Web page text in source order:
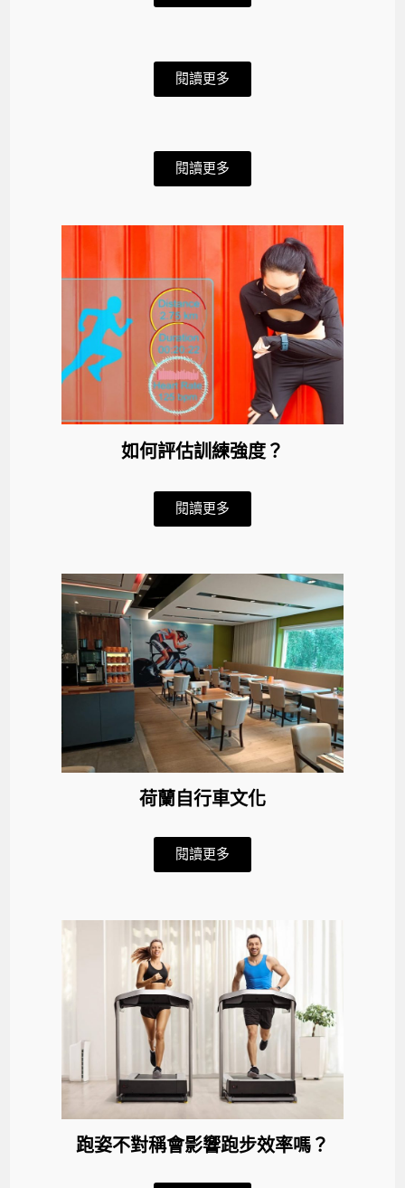
閱讀更多
閱讀更多
如何評估訓練強度？
閱讀更多
荷蘭自行車文化
閱讀更多
跑姿不對稱會影響跑步效率嗎？